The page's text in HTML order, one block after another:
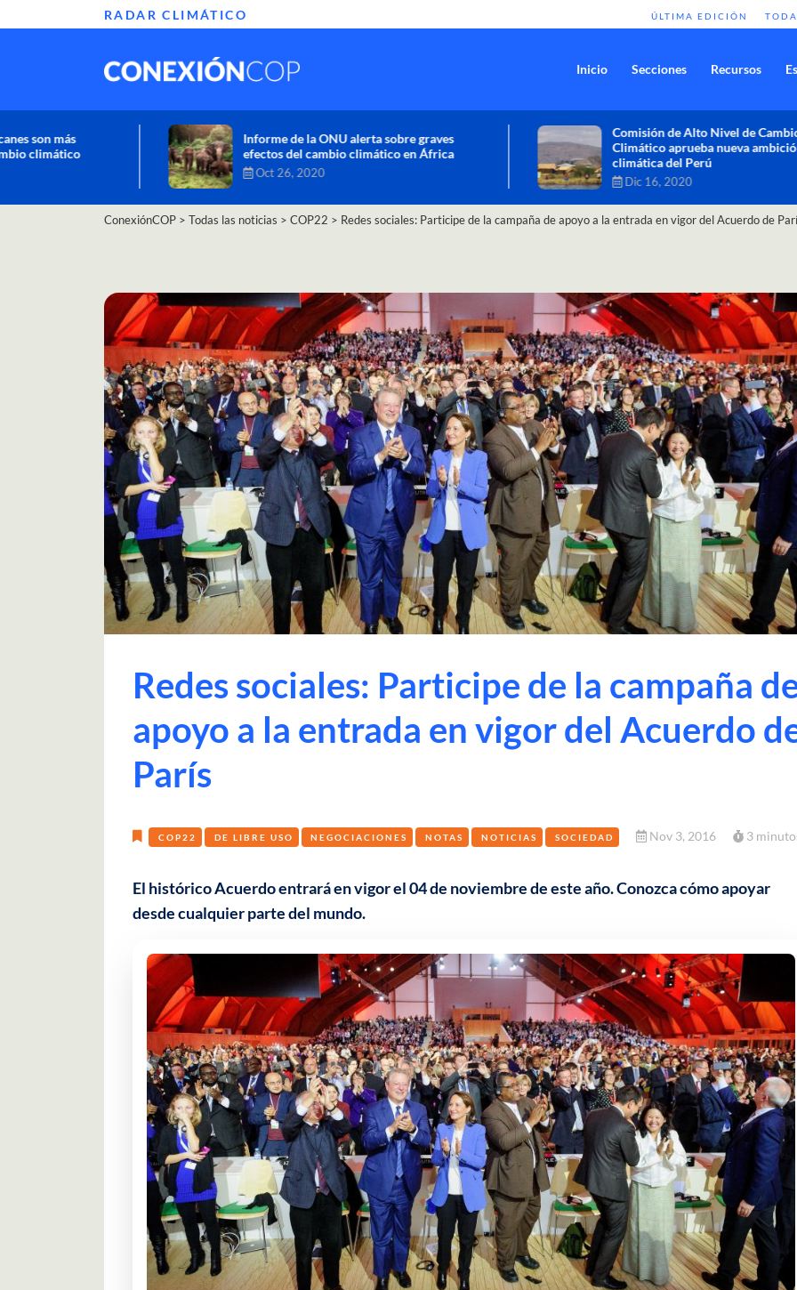
RADAR CLIMÁTICO ÚLTIMA EDICIÓN
Inicio Secciones Recursos
Informe de la ONU alerta sobre graves
efectos del cambio climático en África
Oct 26, 2020
Comisión de Alto Nivel de Cambio
Climático aprueba nueva ambición
climática del Perú
Dic 16, 2020
ConexiónCOP > Todas las noticias > COP22 > Redes sociales: Participe de la campaña de apoyo a la entrada en vigor del Acuerdo de
Redes sociales: Participe de la campaña
apoyo a la entrada en vigor del Acuerdo
París
COP22 DE LIBRE USO NEGOCIACIONES NOTAS NOTICIAS SOCIEDAD Nov 3, 2016 3
El histórico Acuerdo entrará en vigor el 04 de noviembre de este año. Conozca cómo apoyar
desde cualquier parte del mundo.